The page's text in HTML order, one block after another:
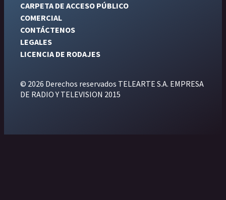
CARPETA DE ACCESO PÚBLICO
COMERCIAL
CONTÁCTENOS
LEGALES
LICENCIA DE RODAJES
© 2026 Derechos reservados TELEARTE S.A. EMPRESA
DE RADIO Y TELEVISION 2015